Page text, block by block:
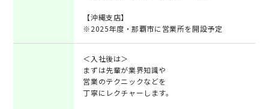
【沖縄支店】
※2025年度・那覇市に営業所を開設予定
＜入社後は＞
まずは先輩が業界知識や
営業のテクニックなどを
丁寧にレクチャーします。